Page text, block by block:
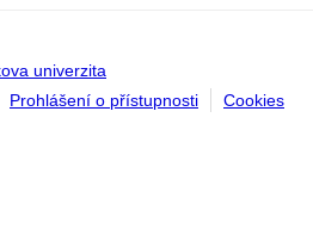
univerzita
Prohlášení o přístupnosti Cookies